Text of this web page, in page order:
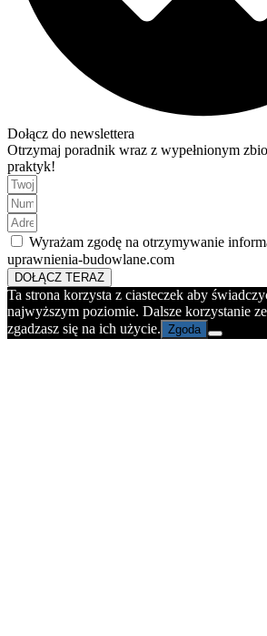
Dołącz do newslettera
Otrzymaj poradnik wraz z wypełnionym
praktyk!
Wyrażam zgodę na otrzymywanie
uprawnienia-budowlane.com
DOŁĄCZ TERAZ
Ta strona korzysta z ciasteczek aby
najwyższym poziomie. Dalsze korzystanie
zgadzasz się na ich użycie. Zgoda